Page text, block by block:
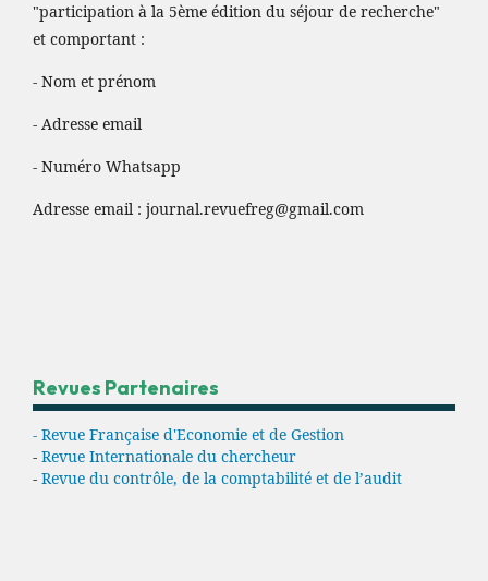
"participation à la 5ème édition du séjour de recherche"
et comportant :
- Nom et prénom
- Adresse email
- Numéro Whatsapp
Adresse email : journal.revuefreg@gmail.com
Revues Partenaires
- Revue Française d'Economie et de Gestion
- Revue Internationale du chercheur
- Revue du contrôle, de la comptabilité et de l’audit